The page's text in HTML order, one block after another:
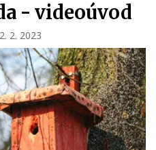
- videoúvod
2. 2023